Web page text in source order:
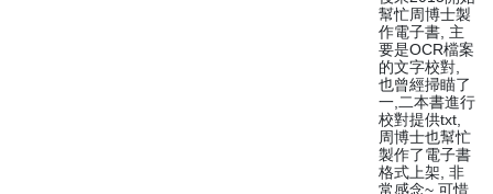
幫忙周博士製
作電子書, 主
要是OCR檔案
的文字校對,
也曾經掃瞄了
一,二本書進行
校對提供txt,
周博士也幫忙
製作了電子書
格式上架, 非
常感念~ 可惜